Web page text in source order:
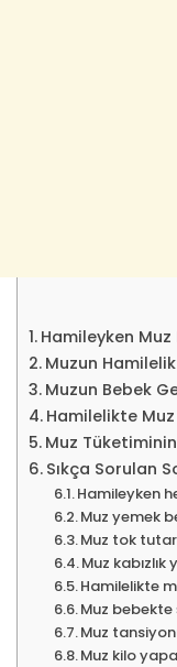
Hamileyken Muz
Muzun
Muzun Bebek
Hamilelikte
Muz
Sıkça Sorulan
Hamileyken
Muz yemek
Muz tok tutar
Muz kabızlık
Hamilelikte
Muz bebekte
Muz
Muz kilo